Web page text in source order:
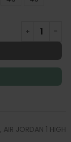
, AIR JORDAN 1 HIGH